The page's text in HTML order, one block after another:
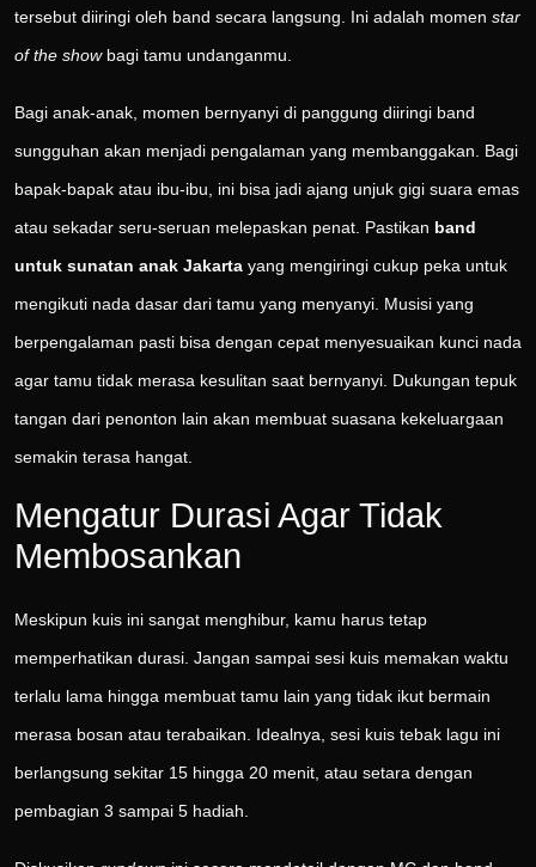
tersebut diiringi oleh band secara langsung. Ini adalah momen star
of the showbagi tamu undanganmu.
Bagi anak-anak, momen bernyanyi di panggung diiringi band
sungguhan akan menjadi pengalaman yang membanggakan. Bagi
bapak-bapak atau ibu-ibu, ini bisa jadi ajang unjuk gigi suara emas
atau sekadar seru-seruan melepaskan penat. Pastikan band
untuk sunatan anak Jakarta yang mengiringi cukup peka untuk
mengikuti nada dasar dari tamu yang menyanyi. Musisi yang
berpengalaman pasti bisa dengan cepat menyesuaikan kunci nada
agar tamu tidak merasa kesulitan saat bernyanyi. Dukungan tepuk
tangan dari penonton lain akan membuat suasana kekeluargaan
semakin terasa hangat.
Mengatur Durasi Agar Tidak
Membosankan
Meskipun kuis ini sangat menghibur, kamu harus tetap
memperhatikan durasi. Jangan sampai sesi kuis memakan waktu
terlalu lama hingga membuat tamu lain yang tidak ikut bermain
merasa bosan atau terabaikan. Idealnya, sesi kuis tebak lagu ini
berlangsung sekitar 15 hingga 20 menit, atau setara dengan
pembagian 3 sampai 5 hadiah.